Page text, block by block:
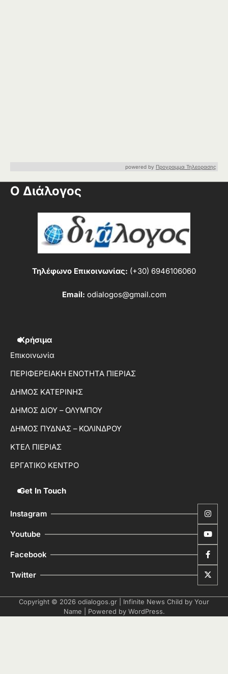
powered by Προγραμμα Τηλεορασης
Ο Διάλογος
Τηλέφωνο Επικοινωνίας: (+30) 6946106060
Email: odialogos@gmail.com
Χρήσιμα
Επικοινωνία
ΠΕΡΙΦΕΡΕΙΑΚΗ ΕΝΟΤΗΤΑ ΠΙΕΡΙΑΣ
ΔΗΜΟΣ ΚΑΤΕΡΙΝΗΣ
ΔΗΜΟΣ ΔΙΟΥ – ΟΛΥΜΠΟΥ
ΔΗΜΟΣ ΠΥΔΝΑΣ – ΚΟΛΙΝΔΡΟΥ
ΚΤΕΛ ΠΙΕΡΙΑΣ
ΕΡΓΑΤΙΚΟ ΚΕΝΤΡΟ
Get In Touch
Instagram
Youtube
Facebook
Twitter
Copyright © 2026 odialogos.gr | Infinite News Child by Your
Name | Powered by WordPress.